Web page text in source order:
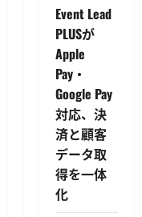
Event Lead
PLUSが
Apple
Pay・
Google Pay
対応、決
済と顧客
データ取
得を一体
化